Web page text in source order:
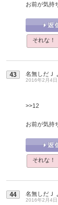
お前が気持
それな！
43 名無しだＪ
2016年2月4
>>12
お前が気持
それな！
44 名無しだＪ
2016年2月4